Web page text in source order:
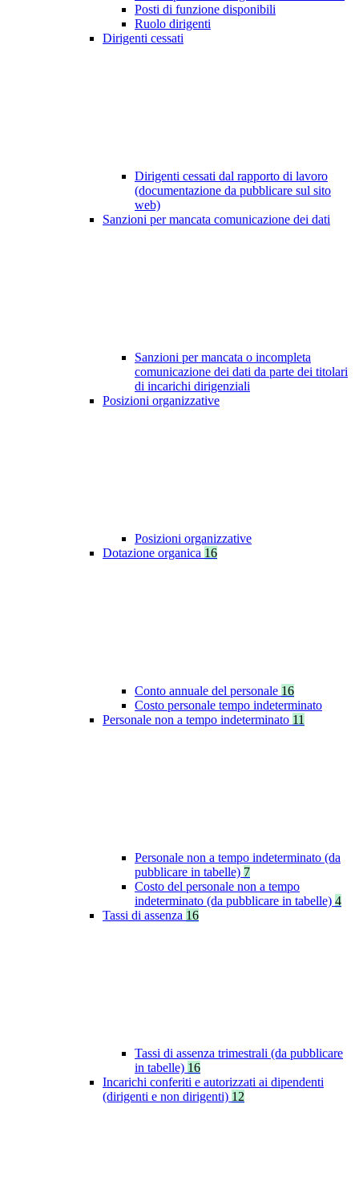
Posti di funzione disponibili
Ruolo dirigenti
Dirigenti cessati
Dirigenti cessati dal rapporto di lavoro
(documentazione da pubblicare sul sito
web)
Sanzioni per mancata comunicazione dei dati
Sanzioni per mancata o incompleta
comunicazione dei dati da parte dei titolari
di incarichi dirigenziali
Posizioni organizzative
Posizioni organizzative
Dotazione organica 16
Conto annuale del personale 16
Costo personale tempo indeterminato
Personale non a tempo indeterminato 11
Personale non a tempo indeterminato (da
pubblicare in tabelle) 7
Costo del personale non a tempo
indeterminato (da pubblicare in tabelle) 4
Tassi di assenza 16
Tassi di assenza trimestrali (da pubblicare
in tabelle) 16
Incarichi conferiti e autorizzati ai dipendenti
(dirigenti e non dirigenti) 12